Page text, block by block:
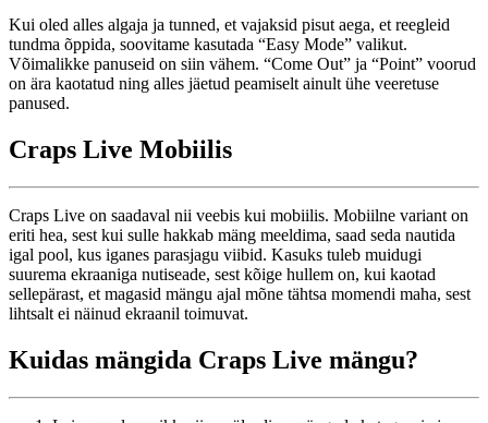
Kui oled alles algaja ja tunned, et vajaksid pisut aega, et reegleid
tundma õppida, soovitame kasutada “Easy Mode” valikut.
Võimalikke panuseid on siin vähem. “Come Out” ja “Point” voorud
on ära kaotatud ning alles jäetud peamiselt ainult ühe veeretuse
panused.
Craps Live Mobiilis
Craps Live on saadaval nii veebis kui mobiilis. Mobiilne variant on
eriti hea, sest kui sulle hakkab mäng meeldima, saad seda nautida
igal pool, kus iganes parasjagu viibid. Kasuks tuleb muidugi
suurema ekraaniga nutiseade, sest kõige hullem on, kui kaotad
sellepärast, et magasid mängu ajal mõne tähtsa momendi maha, sest
lihtsalt ei näinud ekraanil toimuvat.
Kuidas mängida Craps Live mängu?